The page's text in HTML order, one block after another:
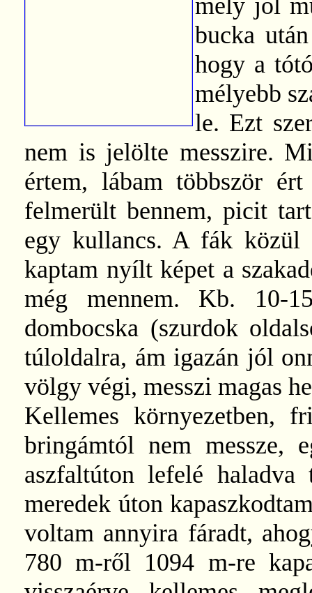
bucka
hogy a
mélyebb
le. Ezt
nem is jelölte messzire.
értem, lábam többször
felmerült bennem, picit
egy kullancs. A fák közül
kaptam nyílt képet a
még mennem. Kb. 10-
dombocska (szurdok
túloldalra, ám igazán jól
völgy végi, messzi magas
Kellemes környezetben,
bringámtól nem messze,
aszfaltúton lefelé
meredek úton
voltam annyira fáradt,
780 m-ről 1094 m-re